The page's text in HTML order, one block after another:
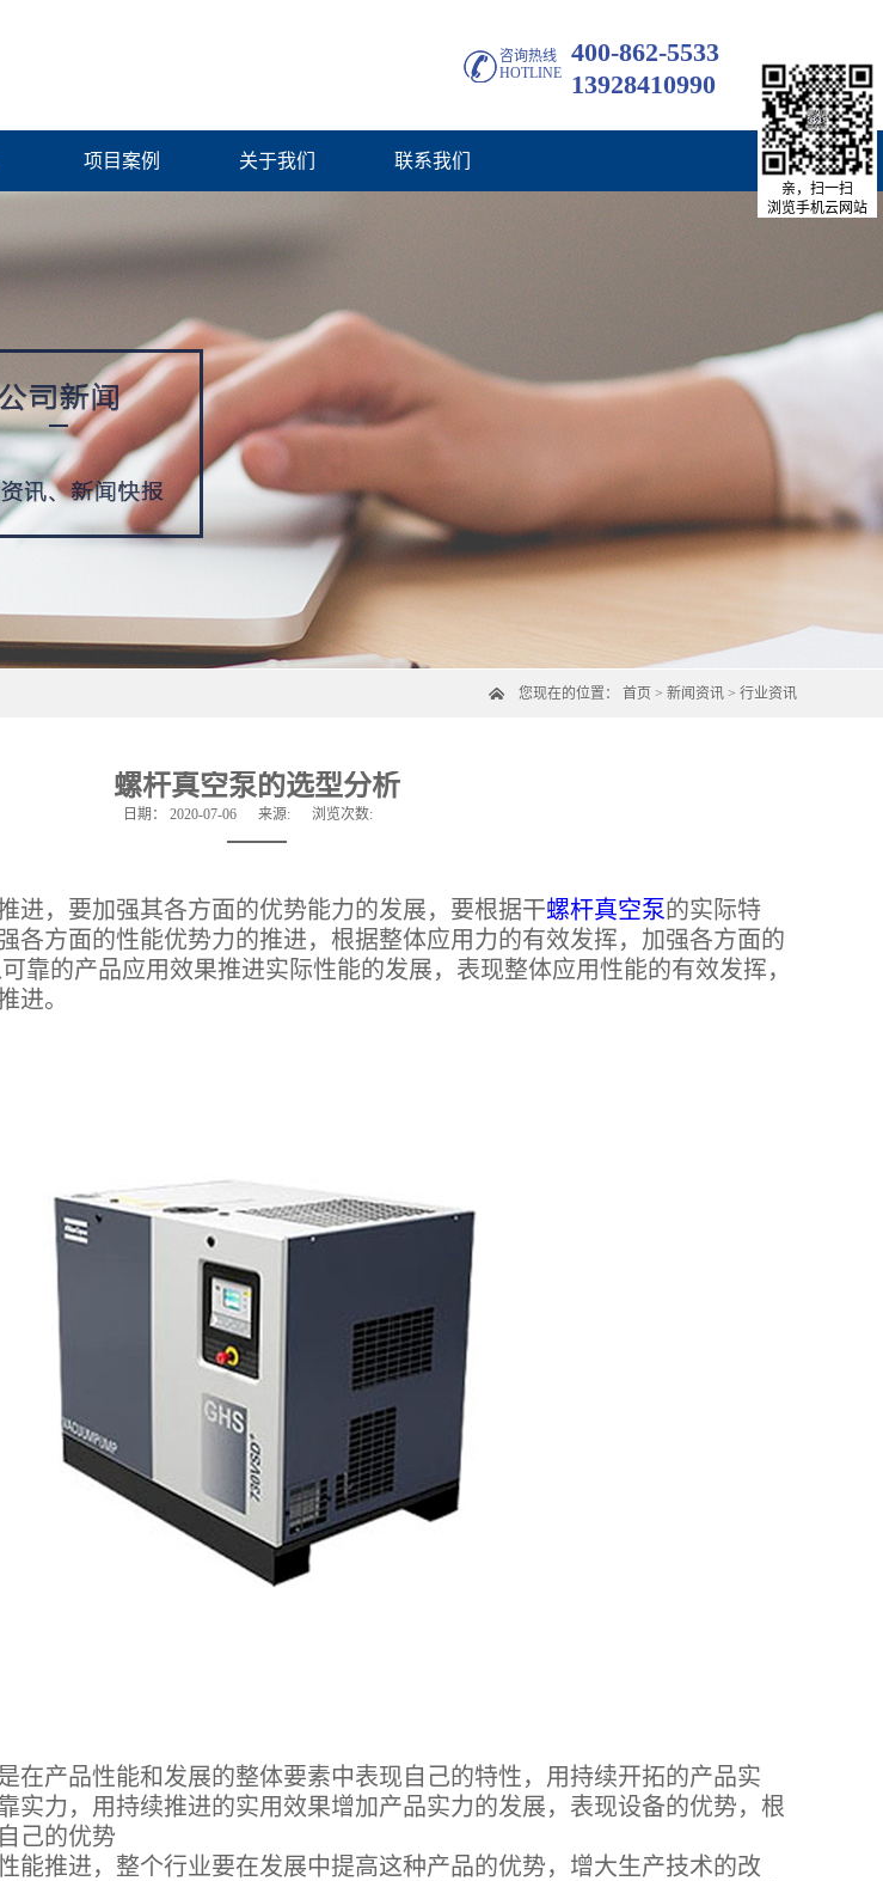
咨询热线
HOTLINE
400-862-5533
13928410990
项目案例 关于我们 联系我们
您现在的位置： 首页 > 新闻资讯 > 行业资讯
螺杆真空泵的选型分析
日期： 2020-07-06 来源: 浏览次数:
，要加强其各方面的优势能力的发展，要根据干螺杆真空泵的实际特
各方面的性能优势力的推进，根据整体应用力的有效发挥，加强各方面的
靠的产品应用效果推进实际性能的发展，表现整体应用性能的有效发挥，
进。
产品性能和发展的整体要素中表现自己的特性，用持续开拓的产品实
实力，用持续推进的实用效果增加产品实力的发展，表现设备的优势，根
己的优势
推进，整个行业要在发展中提高这种产品的优势，增大生产技术的改
亲，扫一扫
浏览手机云网站